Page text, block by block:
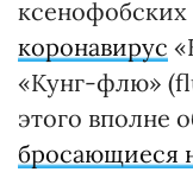
ксенофобских
коронавирус
«Кунг-флю»
этого вполне
бросающиеся